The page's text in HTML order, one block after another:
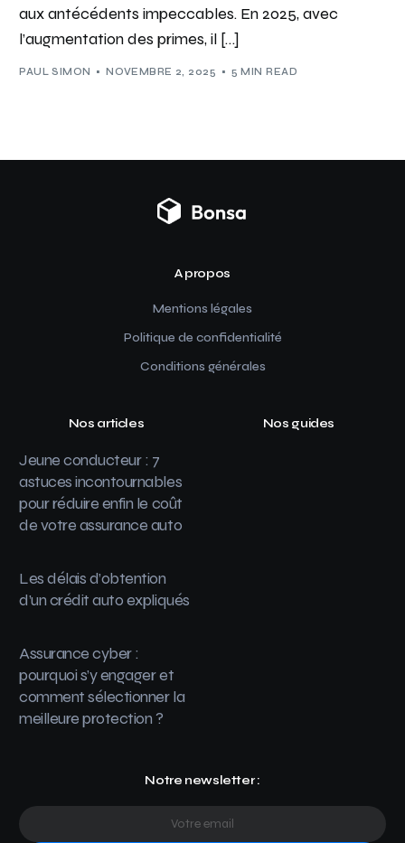
aux antécédents impeccables. En 2025, avec
l’augmentation des primes, il […]
PAUL SIMON NOVEMBRE 2, 2025 5 MIN READ
A propos
Mentions légales
Politique de confidentialité
Conditions générales
Nos articles
Jeune conducteur : 7
astuces incontournables
pour réduire enfin le coût
de votre assurance auto
Les délais d’obtention
d’un crédit auto expliqués
Assurance cyber :
pourquoi s’y engager et
comment sélectionner la
meilleure protection ?
Nos guides
Notre newsletter :